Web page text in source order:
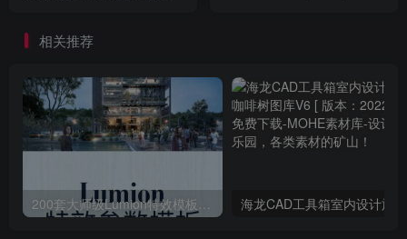
相关推荐
200套大师级Lumion特效模板场景源文件渲染参数滤镜案例特效